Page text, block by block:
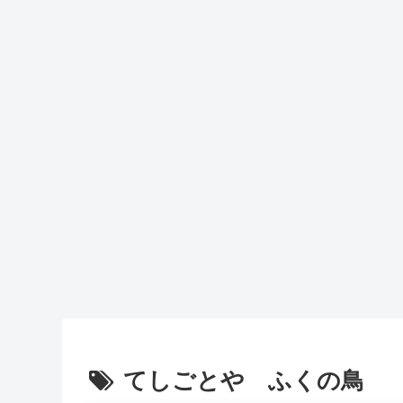
てしごとや ふくの鳥